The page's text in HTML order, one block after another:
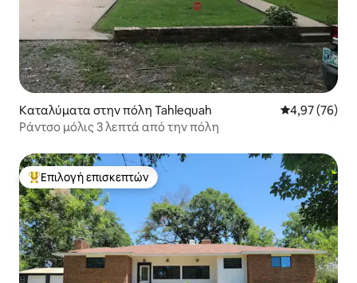
Καταλύματα στην πόλη Tahlequah Μέση
4,97 (76)
Ράντσο μόλις 3 λεπτά από την πόλη
Κορυφαία επιλογή επισκεπτών
Επιλογή επισκεπτών